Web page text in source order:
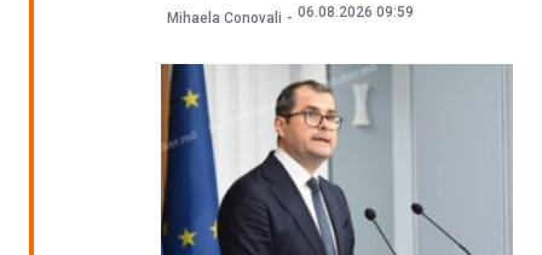
Mihaela Conovali 06.08.2026 09:59